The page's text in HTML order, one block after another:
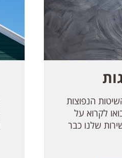
הנפוצות
לקרוא על
שלנו כבר